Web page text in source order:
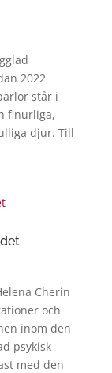
2022
står i
finurliga,
djur. Till
Cherin
och
inom den
psykisk
med den